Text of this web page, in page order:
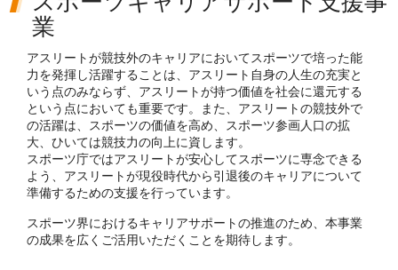
業
アスリートが競技外のキャリアにおいてスポーツで培った能
力を発揮し活躍することは、アスリート自身の人生の充実と
いう点のみならず、アスリートが持つ価値を社会に還元する
という点においても重要です。また、アスリートの競技外で
の活躍は、スポーツの価値を高め、スポーツ参画人口の拡
大、ひいては競技力の向上に資します。
スポーツ庁ではアスリートが安心してスポーツに専念できる
よう、アスリートが現役時代から引退後のキャリアについて
準備するための支援を行っています。
スポーツ界におけるキャリアサポートの推進のため、本事業
の成果を広くご活用いただくことを期待します。